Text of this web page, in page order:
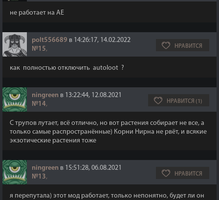
не работает на АЕ
polt556689 в 14:26:17, 14.02.2022
№15, НРАВИТСЯ
как полностью отключить autoloot ?
ningreen в 13:22:44, 12.08.2021
№14, НРАВИТСЯ (1)
С трупов лутает, всё отлично, но вот растения собирает не все, а
только самые распространённые) Корни Нирна не рвёт, и всякие
экзотические растения тоже
ningreen в 15:51:28, 06.08.2021
№13, НРАВИТСЯ
я перепутала) этот мод работает, только непонятно, будет ли он